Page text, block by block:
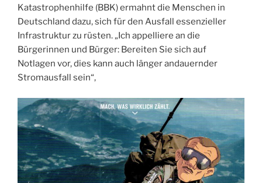
Katastrophenhilfe (BBK) ermahnt die Menschen in
Deutschland dazu, sich für den Ausfall essenzieller
Infrastruktur zu rüsten. „Ich appelliere an die
Bürgerinnen und Bürger: Bereiten Sie sich auf
Notlagen vor, dies kann auch länger andauernder
Stromausfall sein“,